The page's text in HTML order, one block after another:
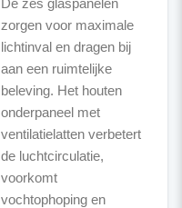
De zes glaspanelen
zorgen voor maximale
lichtinval en dragen bij
aan een ruimtelijke
beleving. Het houten
onderpaneel met
ventilatielatten verbetert
de luchtcirculatie,
voorkomt
vochtophoping en